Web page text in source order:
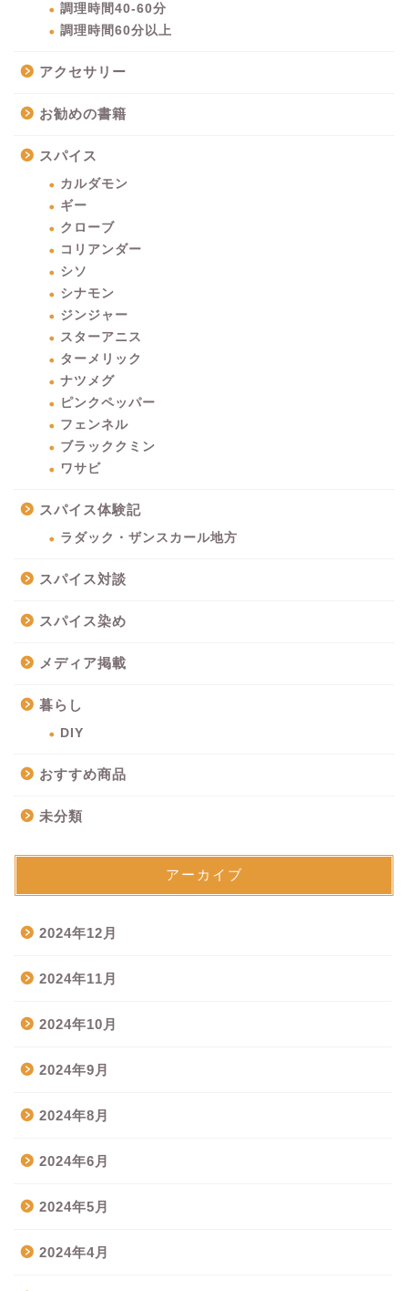
調理時間40-60分
調理時間60分以上
アクセサリー
お勧めの書籍
スパイス
カルダモン
ギー
クローブ
コリアンダー
シソ
シナモン
ジンジャー
スターアニス
ターメリック
ナツメグ
ピンクペッパー
フェンネル
ブラッククミン
ワサビ
スパイス体験記
ラダック・ザンスカール地方
スパイス対談
スパイス染め
メディア掲載
暮らし
DIY
おすすめ商品
未分類
アーカイブ
2024年12月
2024年11月
2024年10月
2024年9月
2024年8月
2024年6月
2024年5月
2024年4月